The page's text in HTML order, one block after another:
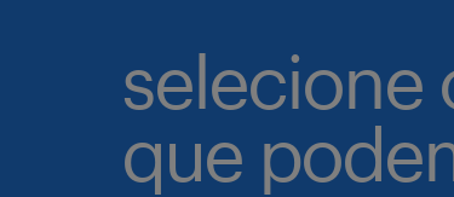
selecione
que